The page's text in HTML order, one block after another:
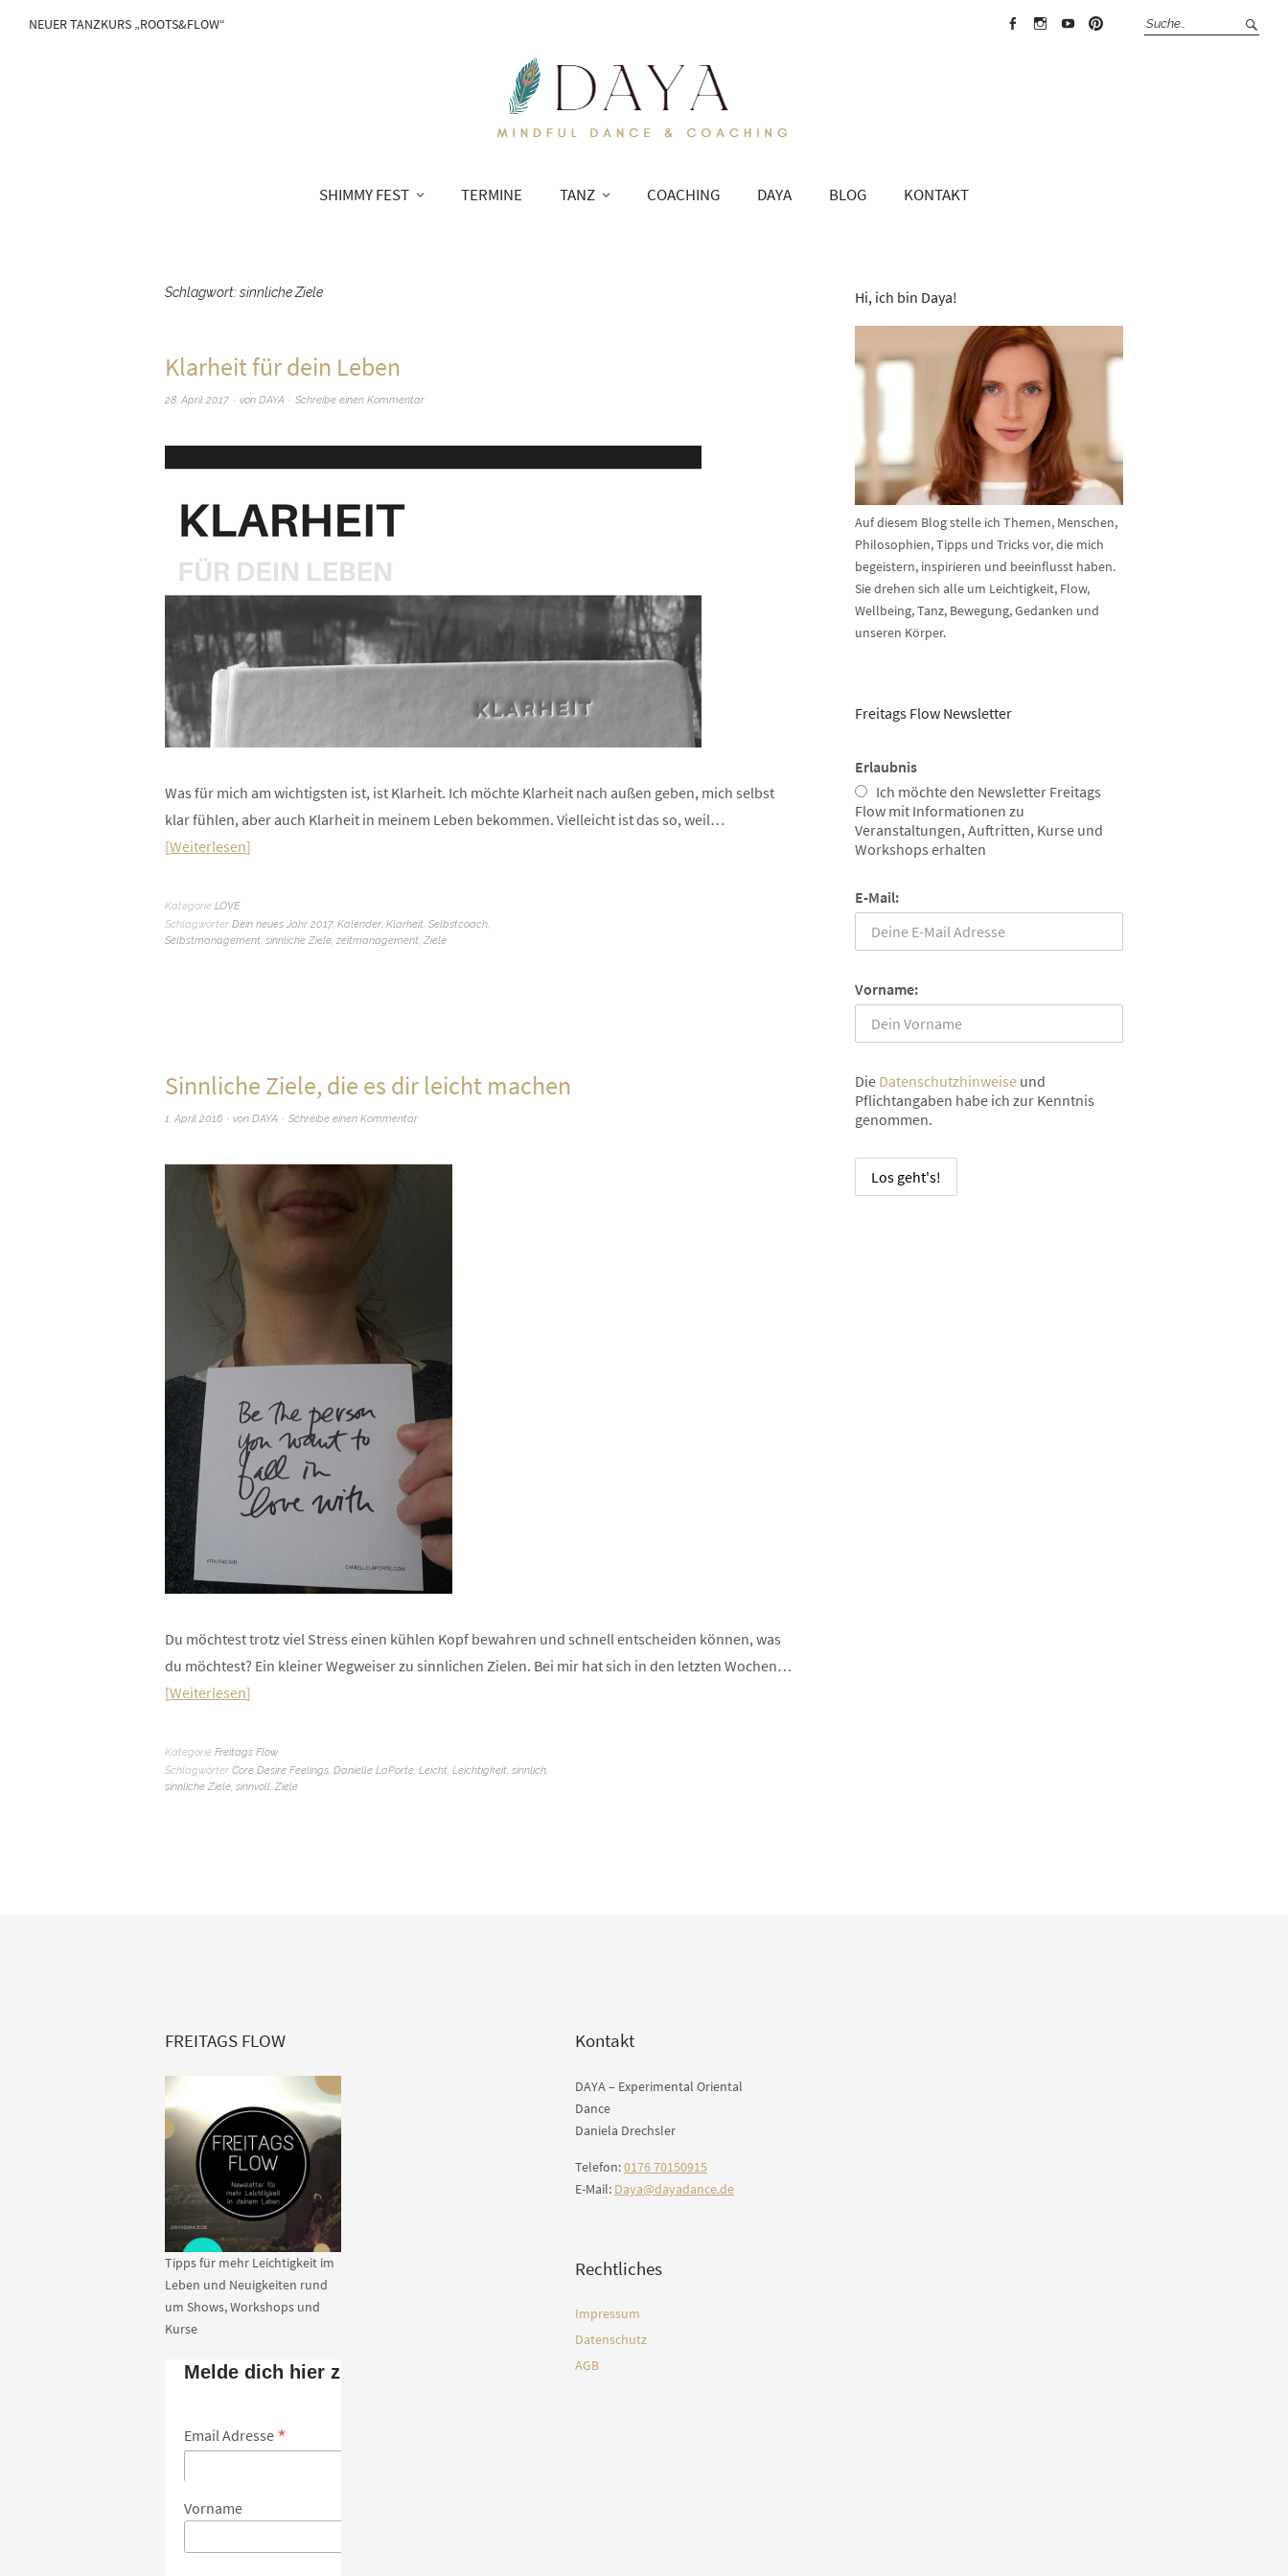
NEUER TANZKURS „ROOTS&FLOW“
SHIMMY FEST TERMINE TANZ COACHING DAYA BLOG KONTAKT
Schlagwort:sinnliche Ziele
Klarheit für dein Leben
28. April 2017 von DAYA Schreibe einen Kommentar
Was für mich am wichtigsten ist, ist Klarheit. Ich möchte Klarheit nach außen geben, mich selbst
klar fühlen, aber auch Klarheit in meinem Leben bekommen. Vielleicht ist das so, weil…
Weiterlesen
Kategorie LOVE
Schlagwörter Dein neues Jahr 2017, Kalender, Klarheit, Selbstcoach,
Selbstmanagement, sinnliche Ziele, zeitmanagement,Ziele
Sinnliche Ziele, die es dir leicht machen
1. April 2016 von DAYA Schreibe einen Kommentar
Du möchtest trotz viel Stress einen kühlen Kopf bewahren und schnell entscheiden können, was
du möchtest? Ein kleiner Wegweiser zu sinnlichen Zielen. Bei mir hat sich in den letzten Wochen…
Weiterlesen
Kategorie Freitags Flow
Schlagwörter Core Desire Feelings, Danielle LaPorte, Leicht, Leichtigkeit, sinnlich,
sinnliche Ziele, sinnvoll,Ziele
Hi, ich bin Daya!
Auf diesem Blog stelle ich Themen, Menschen,
Philosophien, Tipps und Tricks vor, die mich
begeistern, inspirieren und beeinflusst haben.
Sie drehen sich alle um Leichtigkeit, Flow,
Wellbeing, Tanz, Bewegung, Gedanken und
unseren Körper.
Freitags Flow Newsletter
Erlaubnis
Ich möchte den Newsletter Freitags
Flow mit Informationen zu
Veranstaltungen, Auftritten, Kurse und
Workshops erhalten
E-Mail:
Vorname:
Die Datenschutzhinweise und
Pflichtangaben habe ich zur Kenntnis
genommen.
FREITAGS FLOW
Tipps für mehr Leichtigkeit im
Leben und Neuigkeiten rund
um Shows, Workshops und
Kurse
Melde dich hier zum Newsletter Freitags Flow an
Email Adresse *
Vorname
Kontakt
DAYA – Experimental Oriental
Dance
Daniela Drechsler
Telefon:0176 70150915
E-Mail: Daya@dayadance.de
Rechtliches
Impressum
Datenschutz
AGB